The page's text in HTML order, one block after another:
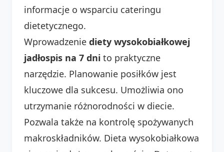
informacje o wsparciu cateringu
dietetycznego.
Wprowadzenie diety wysokobiałkowej
jadłospis na 7 dni to praktyczne
narzędzie. Planowanie posiłków jest
kluczowe dla sukcesu. Umożliwia ono
utrzymanie różnorodności w diecie.
Pozwala także na kontrolę spożywanych
makroskładników. Dieta wysokobiałkowa